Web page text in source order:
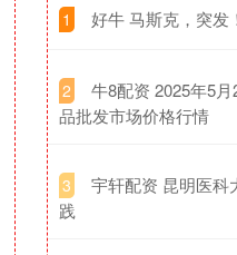
1 好牛 马斯克，突发
2
牛8配资 2025年5
品批发市场价格行情
3
宇轩配资 昆明医科
践